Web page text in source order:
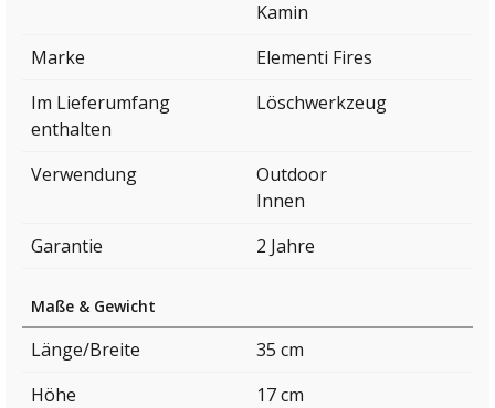
Kamin
Marke
Elementi Fires
Im Lieferumfang
enthalten
Löschwerkzeug
Verwendung
Outdoor
Innen
Garantie
2 Jahre
Maße & Gewicht
Länge/Breite
35 cm
Höhe
17 cm